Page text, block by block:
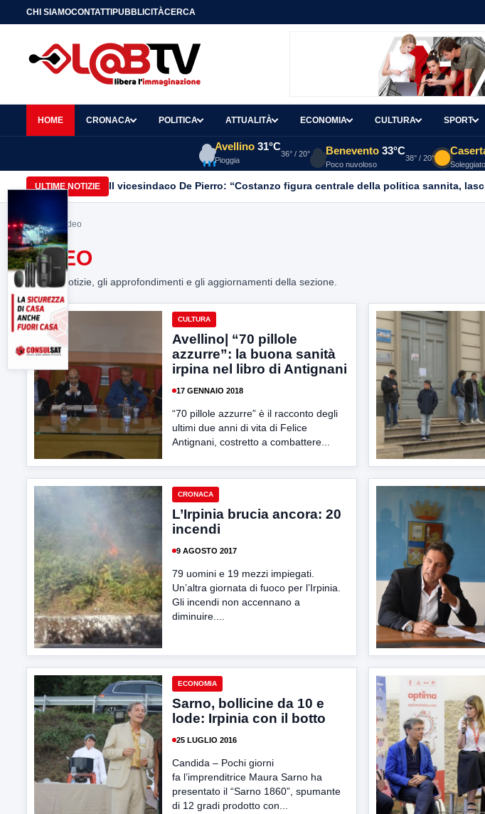
CHI SIAMOCONTATTIPUBBLICITÀCERCA
HOME CRONACA POLITICA ATTUALITÀ ECONOMIA CULTURA SPORT
Avellino 31°C
Pioggia
36° / 20° Benevento 33°C
Poco nuvoloso
38° / 20°
Soleggiato
ULTIME NOTIZIE Il vicesindaco De Pierro: “Costanzo figura centrale della politica sannita,
Home> Video
VIDEO
Tutte le notizie, gli approfondimenti e gli aggiornamenti della sezione.
CULTURA
Avellino| “70 pillole
azzurre”: la buona sanità
irpina nel libro di Antignani
17 GENNAIO 2018
“70 pillole azzurre” è il racconto degli
ultimi due anni di vita di Felice
Antignani, costretto a combattere...
CRONACA
L’Irpinia brucia ancora: 20
incendi
9 AGOSTO 2017
79 uomini e 19 mezzi impiegati.
Un’altra giornata di fuoco per l’Irpinia.
Gli incendi non accennano a
diminuire....
ECONOMIA
Sarno, bollicine da 10 e
lode: Irpinia con il botto
25 LUGLIO 2016
Candida – Pochi giorni
fa l’imprenditrice Maura Sarno ha
presentato il “Sarno 1860”, spumante
di 12 gradi prodotto con...